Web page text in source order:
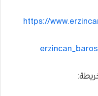
https://